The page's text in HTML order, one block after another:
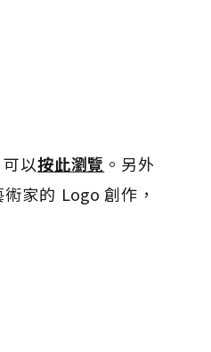
以按此瀏覽 。另外
家的 Logo 創作，